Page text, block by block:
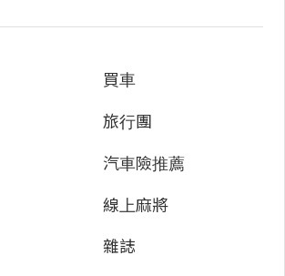
買車
旅行團
汽車險推薦
線上麻將
雜誌